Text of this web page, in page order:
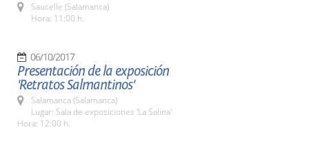
Saucelle (Salamanca)
Hora: 11:00 h.
06/10/2017
Presentación de la exposición
'Retratos Salmantinos'
Salamanca (Salamanca)
Lugar: Sala de exposiciones 'La Salina'
Hora: 12:00 h.